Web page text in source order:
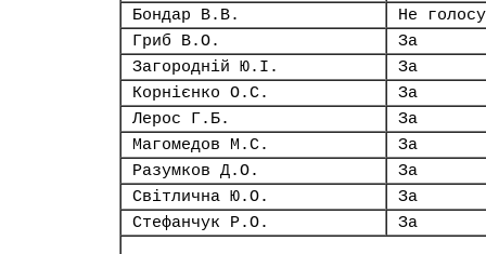
Бондар В.В.
Не
Гриб В.О.
За
Загородній Ю.І.
За
Корнієнко О.С.
За
Лерос Г.Б.
За
Магомедов М.С.
За
Разумков Д.О.
За
Світлична Ю.О.
За
Стефанчук Р.О.
За